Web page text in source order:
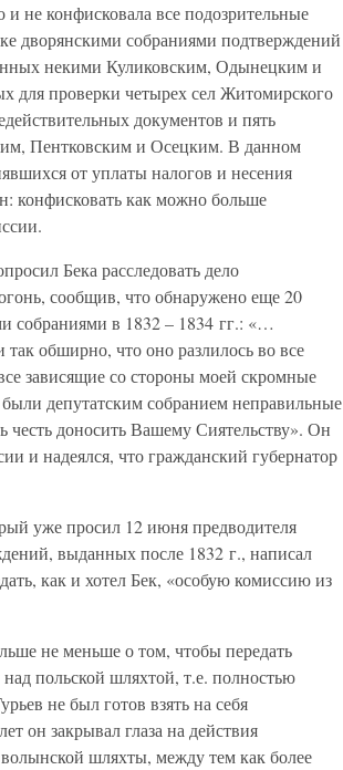
и не конфисковала все подозрительные
дворянскими собраниями подтверждений
некими Куликовским, Одынецким и
для проверки четырех сел Житомирского
документов и пять
Пентковским и Осецким. В данном
от уплаты налогов и несения
конфисковать как можно больше
Бека расследовать дело
сообщив, что обнаружено еще 20
собраниями в 1832 – 1834 гг.: «…
обширно, что оно разлилось во все
зависящие со стороны моей скромные
депутатским собранием неправильные
доносить Вашему Сиятельству». Он
и надеялся, что гражданский губернатор
уже просил 12 июня предводителя
выданных после 1832 г., написал
как и хотел Бек, «особую комиссию из
не меньше о том, чтобы передать
польской шляхтой, т.е. полностью
не был готов взять на себя
он закрывал глаза на действия
шляхты, между тем как более